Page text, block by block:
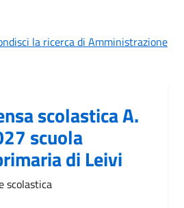
la ricerca di Amministrazione
scolastica A.
scuola
di Leivi
scolastica